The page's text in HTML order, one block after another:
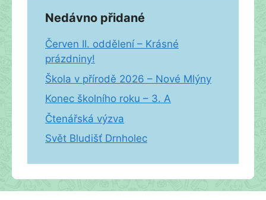
Nedávno přidané
Červen II. oddělení – Krásné
prázdniny!
Škola v přírodě 2026 – Nové Mlýny
Konec školního roku – 3. A
Čtenářská výzva
Svět Bludišť Drnholec